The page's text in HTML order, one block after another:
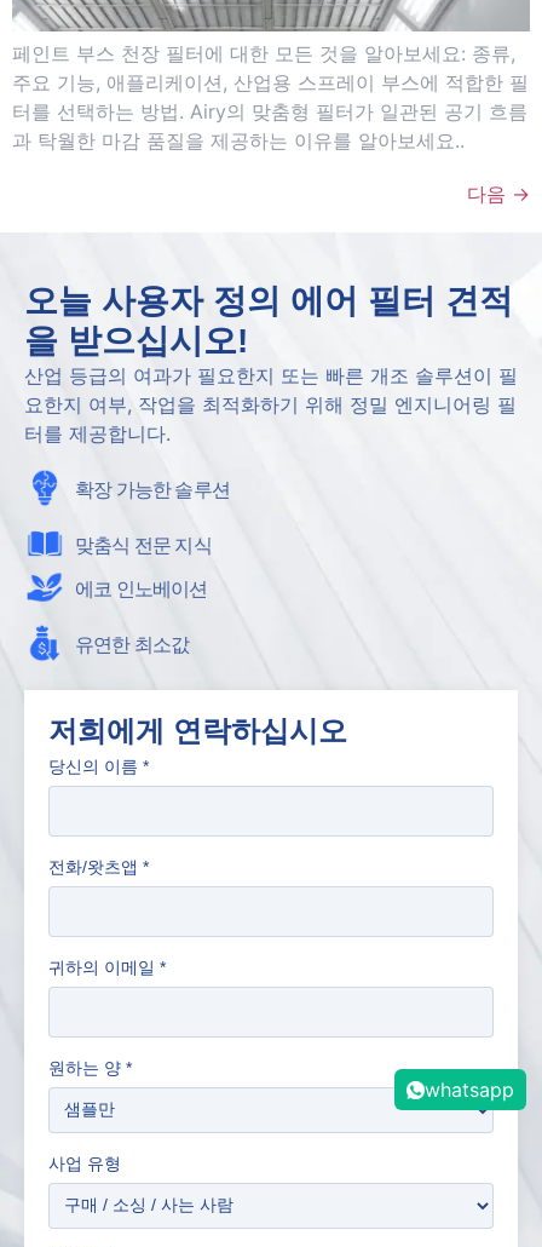
페인트 부스 천장 필터에 대한 모든 것을 알아보세요: 종류,
주요 기능, 애플리케이션, 산업용 스프레이 부스에 적합한 필
터를 선택하는 방법. Airy의 맞춤형 필터가 일관된 공기 흐름
과 탁월한 마감 품질을 제공하는 이유를 알아보세요..
다음 →
오늘 사용자 정의 에어 필터 견적
을 받으십시오!
산업 등급의 여과가 필요한지 또는 빠른 개조 솔루션이 필
요한지 여부, 작업을 최적화하기 위해 정밀 엔지니어링 필
터를 제공합니다.
확장 가능한 솔루션
맞춤식 전문 지식
에코 인노베이션
유연한 최소값
저희에게 연락하십시오
당신의 이름 *
전화/왓츠앱 *
귀하의 이메일 *
원하는 양 *
사업 유형
whatsapp